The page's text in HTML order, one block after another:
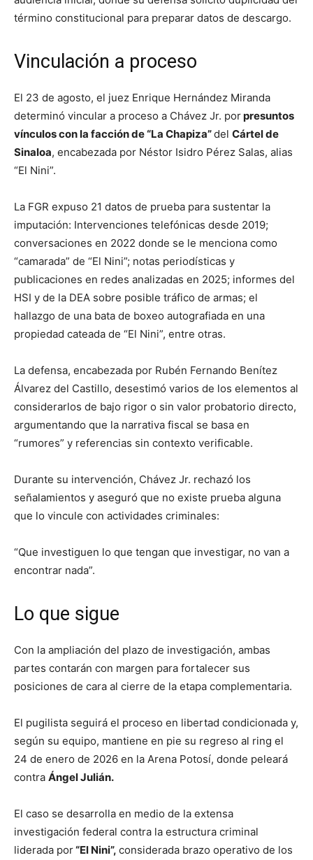
término constitucional para preparar datos de descargo.
Vinculación a proceso
El 23 de agosto, el juez Enrique Hernández Miranda
determinó vincular a proceso a Chávez Jr. porpresuntos
vínculos con la facción de “La Chapiza”del Cártel de
Sinaloa, encabezada por Néstor Isidro Pérez Salas, alias
“El Nini”.
La FGR expuso 21 datos de prueba para sustentar la
imputación: Intervenciones telefónicas desde 2019;
conversaciones en 2022 donde se le menciona como
“camarada” de “El Nini”; notas periodísticas y
publicaciones en redes analizadas en 2025; informes del
HSI y de la DEA sobre posible tráfico de armas; el
hallazgo de una bata de boxeo autografiada en una
propiedad cateada de “El Nini”, entre otras.
La defensa, encabezada por Rubén Fernando Benítez
Álvarez del Castillo, desestimó varios de los elementos al
considerarlos de bajo rigor o sin valor probatorio directo,
argumentando que la narrativa fiscal se basa en
“rumores” y referencias sin contexto verificable.
Durante su intervención, Chávez Jr. rechazó los
señalamientos y aseguró que no existe prueba alguna
que lo vincule con actividades criminales:
“Que investiguen lo que tengan que investigar, no van a
encontrar nada”.
Lo que sigue
Con la ampliación del plazo de investigación, ambas
partes contarán con margen para fortalecer sus
posiciones de cara al cierre de la etapa complementaria.
El pugilista seguirá el proceso en libertad condicionada y,
según su equipo, mantiene en pie su regreso al ring el
24 de enero de 2026 en la Arena Potosí, donde peleará
contra Ángel Julián.
El caso se desarrolla en medio de la extensa
investigación federal contra la estructura criminal
liderada por“El Nini”, considerada brazo operativo de los